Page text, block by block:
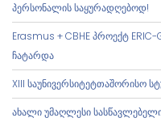
პერსონალის საყურადღებოდ!
Erasmus + CBHE პროექტ
ჩატარდა
XIII საუნივერსიტეტთაშორისო
ახალი უმაღლესი